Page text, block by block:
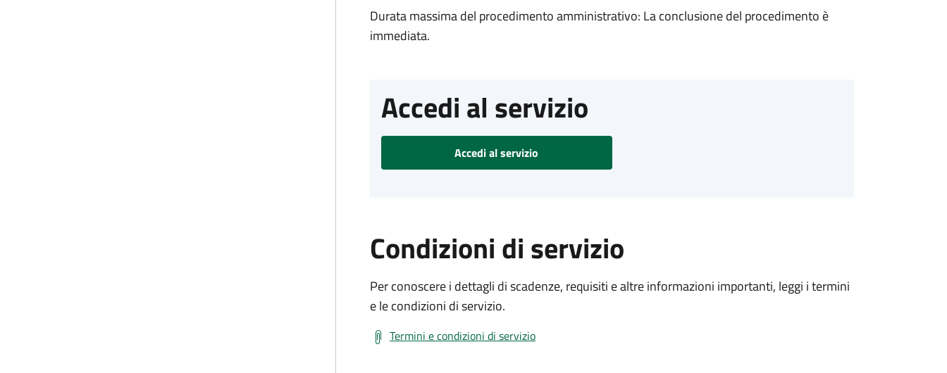
Durata massima del procedimento amministrativo: La conclusione del procedimento è
immediata.
Accedi al servizio
Accedi al servizio
Condizioni di servizio
Per conoscere i dettagli di scadenze, requisiti e altre informazioni importanti, leggi i termini
e le condizioni di servizio.
Termini e condizioni di servizio